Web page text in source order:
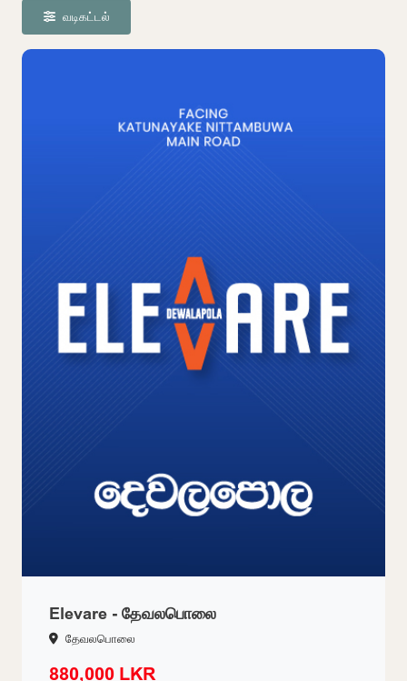
வடிகட்டல்
Elevare - தேவலபொலை
தேவலபொலை
880,000 LKR